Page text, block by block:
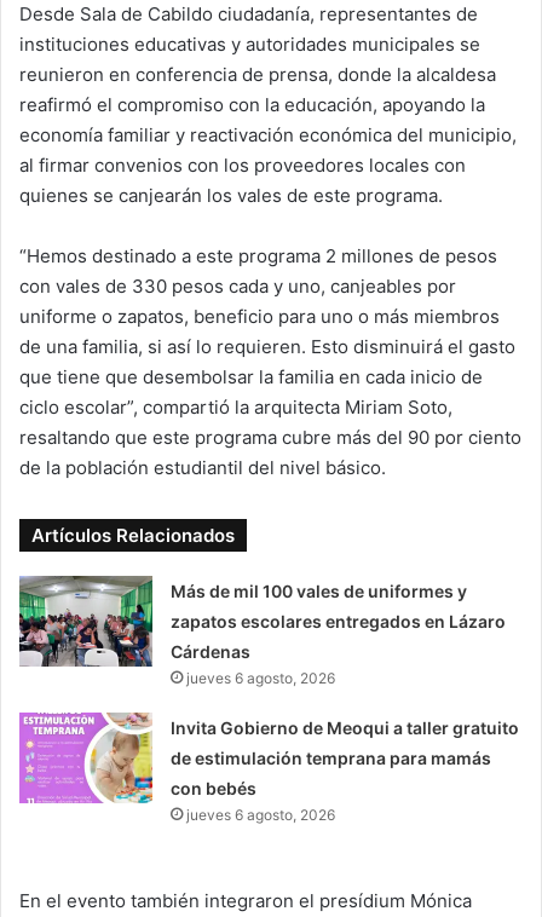
Desde Sala de Cabildo ciudadanía, representantes de
instituciones educativas y autoridades municipales se
reunieron en conferencia de prensa, donde la alcaldesa
reafirmó el compromiso con la educación, apoyando la
economía familiar y reactivación económica del municipio,
al firmar convenios con los proveedores locales con
quienes se canjearán los vales de este programa.
“Hemos destinado a este programa 2 millones de pesos
con vales de 330 pesos cada y uno, canjeables por
uniforme o zapatos, beneficio para uno o más miembros
de una familia, si así lo requieren. Esto disminuirá el gasto
que tiene que desembolsar la familia en cada inicio de
ciclo escolar”, compartió la arquitecta Miriam Soto,
resaltando que este programa cubre más del 90 por ciento
de la población estudiantil del nivel básico.
Artículos Relacionados
Más de mil 100 vales de uniformes y
zapatos escolares entregados en Lázaro
Cárdenas
jueves 6 agosto, 2026
Invita Gobierno de Meoqui a taller gratuito
de estimulación temprana para mamás
con bebés
jueves 6 agosto, 2026
En el evento también integraron el presídium Mónica